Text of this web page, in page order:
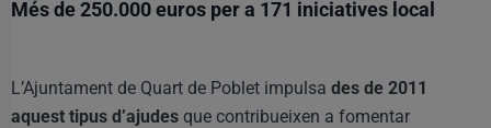
Més de 250.000 euros per a 171 iniciatives local
L’Ajuntament de Quart de Poblet impulsa des de 2011
aquest tipus d’ajudes que contribueixen a fomentar